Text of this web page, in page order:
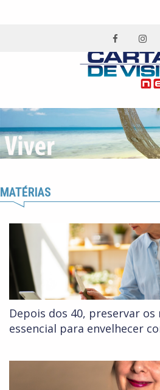
MATÉRIAS
Depois dos 40, preservar os
essencial para envelhecer